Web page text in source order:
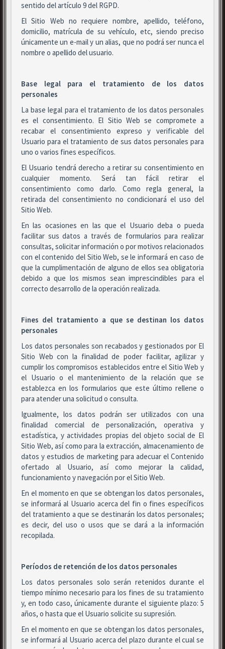
sentido del artículo 9 del RGPD.
El Sitio Web no requiere nombre, apellido, teléfono,
domicilio, matrícula de su vehículo, etc, siendo preciso
únicamente un e-mail y un alias, que no podrá ser nunca el
nombre o apellido del usuario.
Base legal para el tratamiento de los datos
personales
La base legal para el tratamiento de los datos personales
es el consentimiento. El Sitio Web se compromete a
recabar el consentimiento expreso y verificable del
Usuario para el tratamiento de sus datos personales para
uno o varios fines específicos.
El Usuario tendrá derecho a retirar su consentimiento en
cualquier momento. Será tan fácil retirar el
consentimiento como darlo. Como regla general, la
retirada del consentimiento no condicionará el uso del
Sitio Web.
En las ocasiones en las que el Usuario deba o pueda
facilitar sus datos a través de formularios para realizar
consultas, solicitar información o por motivos relacionados
con el contenido del Sitio Web, se le informará en caso de
que la cumplimentación de alguno de ellos sea obligatoria
debido a que los mismos sean imprescindibles para el
correcto desarrollo de la operación realizada.
Fines del tratamiento a que se destinan los datos
personales
Los datos personales son recabados y gestionados por El
Sitio Web con la finalidad de poder facilitar, agilizar y
cumplir los compromisos establecidos entre el Sitio Web y
el Usuario o el mantenimiento de la relación que se
establezca en los formularios que este último rellene o
para atender una solicitud o consulta.
Igualmente, los datos podrán ser utilizados con una
finalidad comercial de personalización, operativa y
estadística, y actividades propias del objeto social de El
Sitio Web, así como para la extracción, almacenamiento de
datos y estudios de marketing para adecuar el Contenido
ofertado al Usuario, así como mejorar la calidad,
funcionamiento y navegación por el Sitio Web.
En el momento en que se obtengan los datos personales,
se informará al Usuario acerca del fin o fines específicos
del tratamiento a que se destinarán los datos personales;
es decir, del uso o usos que se dará a la información
recopilada.
Períodos de retención de los datos personales
Los datos personales solo serán retenidos durante el
tiempo mínimo necesario para los fines de su tratamiento
y, en todo caso, únicamente durante el siguiente plazo: 5
años, o hasta que el Usuario solicite su supresión.
En el momento en que se obtengan los datos personales,
se informará al Usuario acerca del plazo durante el cual se